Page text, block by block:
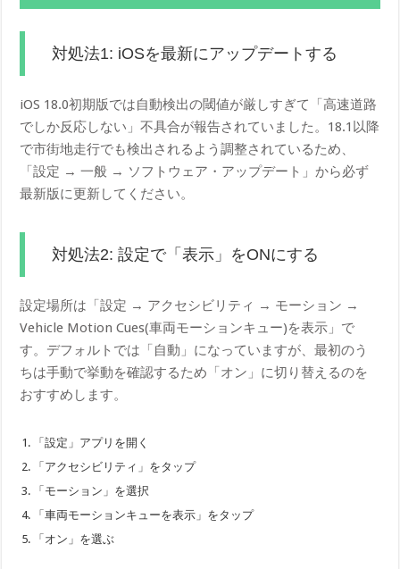
対処法1: iOSを最新にアップデートする
iOS 18.0初期版では自動検出の閾値が厳しすぎて「高速道路
でしか反応しない」不具合が報告されていました。18.1以降
で市街地走行でも検出されるよう調整されているため、
「設定 → 一般 → ソフトウェア・アップデート」から必ず
最新版に更新してください。
対処法2: 設定で「表示」をONにする
設定場所は「設定 → アクセシビリティ → モーション →
Vehicle Motion Cues(車両モーションキュー)を表示」で
す。デフォルトでは「自動」になっていますが、最初のう
ちは手動で挙動を確認するため「オン」に切り替えるのを
おすすめします。
「設定」アプリを開く
「アクセシビリティ」をタップ
「モーション」を選択
「車両モーションキューを表示」をタップ
「オン」を選ぶ